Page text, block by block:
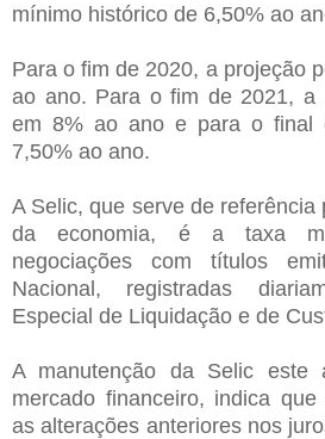
mínimo histórico de 6,50% ao
Para o fim de 2020, a projeção
ao ano. Para o fim de 2021, a
em 8% ao ano e para o final
7,50% ao ano.
A Selic, que serve de referência
da economia, é a taxa
negociações com títulos
Nacional, registradas
Especial de Liquidação e de
A manutenção da Selic este
mercado financeiro, indica
as alterações anteriores nos